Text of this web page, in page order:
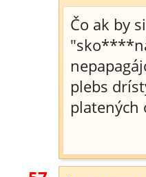
Čo ak by
plebs
platených